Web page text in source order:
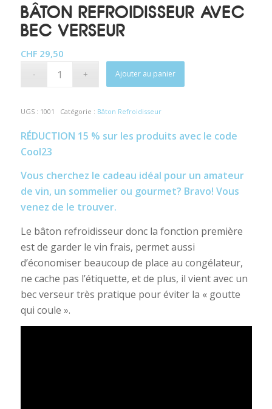
BÂTON REFROIDISSEUR AVEC
BEC VERSEUR
CHF 29,50
Ajouter au panier
UGS : 1001 Catégorie : Bâton Refroidisseur
RÉDUCTION 15 % sur les produits avec le code
Cool23
Vous cherchez le cadeau idéal pour un amateur
de vin, un sommelier ou gourmet? Bravo! Vous
venez de le trouver.
Le bâton refroidisseur donc la fonction première
est de garder le vin frais, permet aussi
d’économiser beaucoup de place au congélateur,
ne cache pas l’étiquette, et de plus, il vient avec un
bec verseur très pratique pour éviter la « goutte
qui coule ».